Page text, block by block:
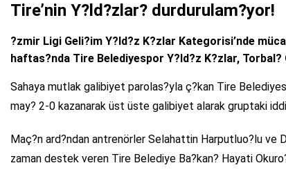
Tire’nin Y?ld?zlar? durdurulam?yor!
?zmir Ligi Geli?im Y?ld?z K?zlar Kategorisi’nde
haftas?nda Tire Belediyespor Y?ld?z K?zlar,
Sahaya mutlak galibiyet parolas?yla ç?kan Tire
may? 2-0 kazanarak üst üste galibiyet alarak gruptaki
Maç?n ard?ndan antrenörler Selahattin Harputluo?lu
zaman destek veren Tire Belediye Ba?kan? Hayati